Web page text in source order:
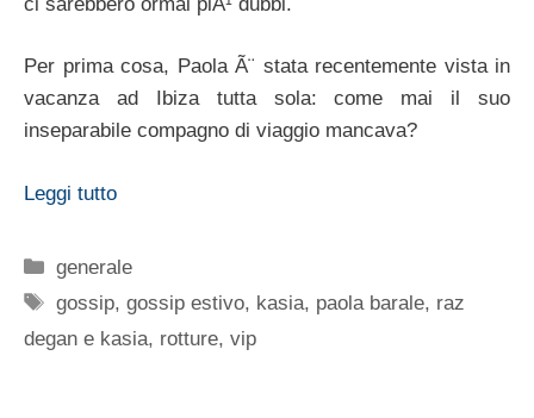
Per prima cosa, Paola Ã¨ stata recentemente vista in
vacanza ad Ibiza tutta sola: come mai il suo
inseparabile compagno di viaggio mancava?
Leggi tutto
Categorie
generale
Tag
gossip,gossip estivo, kasia, paola barale, raz
degan e kasia, rotture, vip